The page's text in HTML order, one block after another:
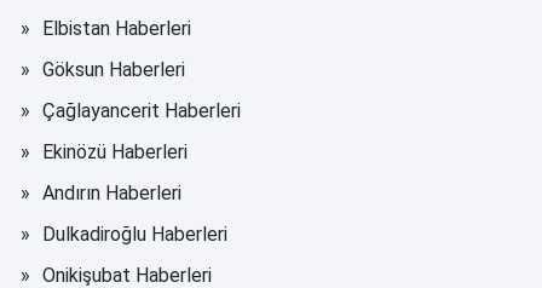
Elbistan Haberleri
Göksun Haberleri
Çağlayancerit Haberleri
Ekinözü Haberleri
Andırın Haberleri
Dulkadiroğlu Haberleri
Onikişubat Haberleri